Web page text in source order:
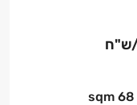
68
sqm